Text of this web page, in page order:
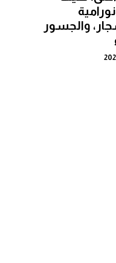
والجسور